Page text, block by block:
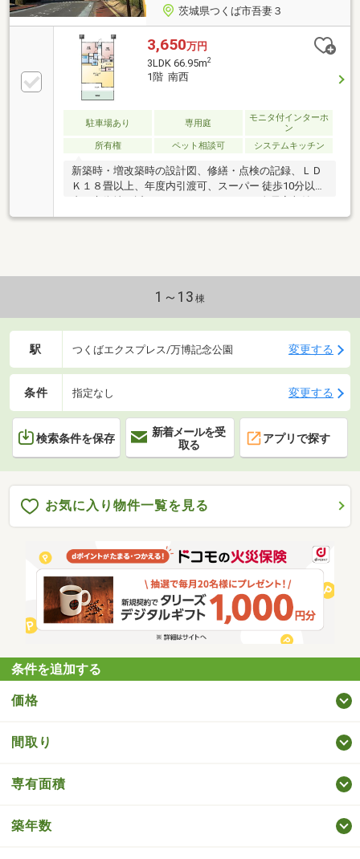
茨城県つくば市吾妻３
3,650万円
3LDK 66.95m2
1階 南西
駐車場あり 専用庭
モニタ付インターホ
ン
所有権
ペット相談可 システムキッチン
新築時・増改築時の設計図、修繕・点検の記録、ＬＤ
Ｋ１８畳以上、年度内引渡可、スーパー 徒歩10分以
駅まで平坦、始発駅、ゲストルーム、シャワー付洗面
好、全居室フローリング、南西向き、ウォークインク
ローゼット、天井高２．５ｍ以上、ペット相談、平坦
1～13 棟
駅 つくばエクスプレス/万博記念公園 変更する
条件 指定なし 変更する
検索条件を保存
新着メールを受
取る
アプリで探す
お気に入り物件一覧を見る
条件を追加する
価格
間取り
専有面積
築年数